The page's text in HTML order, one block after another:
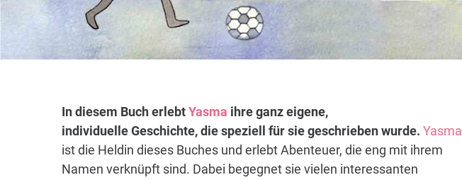
In diesem Buch erlebtYasma ihre ganz eigene,
individuelle Geschichte, die speziell für sie geschrieben wurde. Yasma
ist die Heldin dieses Buches und erlebt Abenteuer, die eng mit ihrem
Namen verknüpft sind. Dabei begegnet sie vielen interessanten